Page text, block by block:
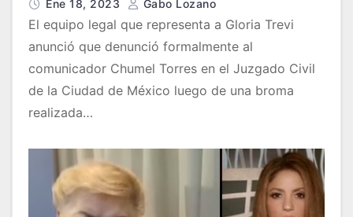
Ene 18, 2023 Gabo Lozano
El equipo legal que representa a Gloria Trevi
anunció que denunció formalmente al
comunicador Chumel Torres en el Juzgado Civil
de la Ciudad de México luego de una broma
realizada…